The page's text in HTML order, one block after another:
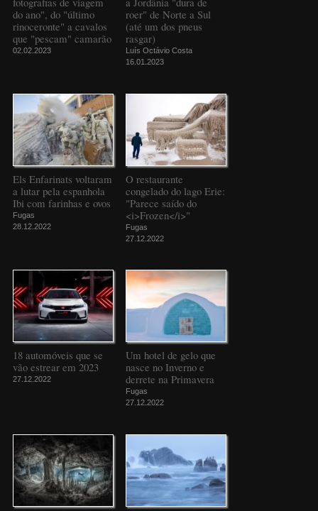
do ano", do "último
rinoceronte" a cavalos
que "pescam" camarão
02.02.2023
roer" de Norte a Sul
(até um dos pneus
rasgar)
Luís Octávio Costa
16.01.2023
Els Enfarinats voltaram
a lutar pela espanhola
Ibi com farinhas e ovos
Fugas
28.12.2022
O restaurante
congelado do lago Erie:
"Parece saído do
<i>Frozen</i>"
Fugas
27.12.2022
18 automóveis que se
vão estrear em 2023
27.12.2022
Um hotel de gelo que
nasce no Inverno e
derrete na Primavera
Fugas
27.12.2022